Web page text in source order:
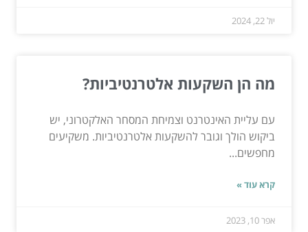
יול 22, 2024
מה הן השקעות אלטרנטיביות?
עם עליית האינטרנט וצמיחת המסחר האלקטרוני, יש
ביקוש הולך וגובר להשקעות אלטרנטיביות. משקיעים
מחפשים...
קרא עוד »
אפר 10, 2023